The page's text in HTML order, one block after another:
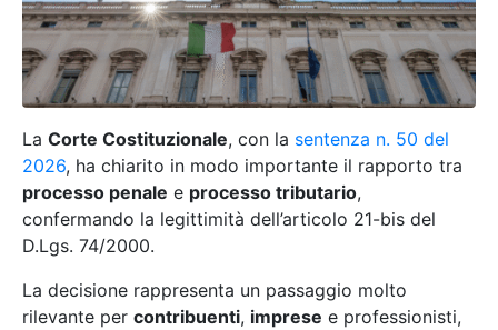
La Corte Costituzionale, con la sentenza n. 50 del
2026, ha chiarito in modo importante il rapporto tra
processo penale e processo tributario,
confermando la legittimità dell’articolo 21-bis del
D.Lgs. 74/2000.
La decisione rappresenta un passaggio molto
rilevante per contribuenti, imprese e professionisti,